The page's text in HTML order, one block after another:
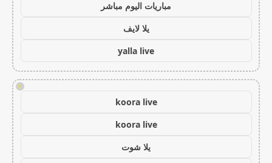
مباريات اليوم مباشر
يلا لايف
yalla live
!
koora live
koora live
يلا شوت